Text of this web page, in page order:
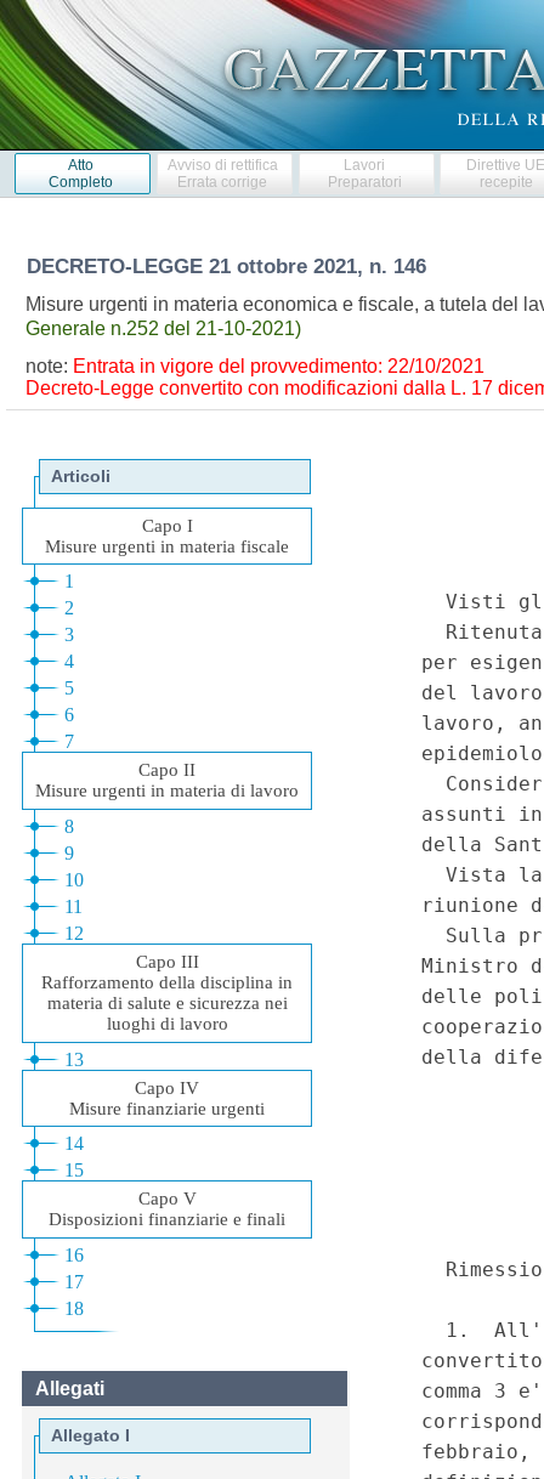
Atto
Completo
Avviso di rettifica
Errata corrige
Lavori
Preparatori
Direttive
recepite
DECRETO-LEGGE 21 ottobre 2021, n. 146
Misure urgenti in materia economica e fiscale, a tutela del
Generale n.252 del 21-10-2021)
note: Entrata in vigore del provvedimento: 22/10/2021
Decreto-Legge convertito con modificazioni dalla L. 17